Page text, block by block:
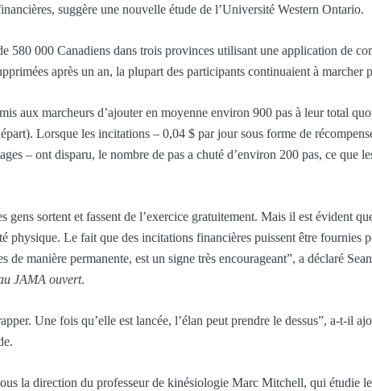
suggère une nouvelle étude de l’Université Western Ontario.
580 000 Canadiens dans trois provinces utilisant une application de
après un an, la plupart des participants continuaient à marcher
aux marcheurs d’ajouter en moyenne environ 900 pas à leur total
Lorsque les incitations – 0,04 $ par jour sous forme de
– ont disparu, le nombre de pas a chuté d’environ 200 pas, ce que
gens sortent et fassent de l’exercice gratuitement. Mais il est évident
physique. Le fait que des incitations financières puissent être fournies
de manière permanente, est un signe très encourageant”, a déclaré
JAMA ouvert.
Une fois qu’elle est lancée, l’élan peut prendre le dessus”, a-t-il
la direction du professeur de kinésiologie Marc Mitchell, qui étudie